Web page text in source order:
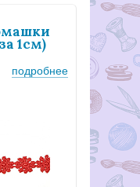
1см)
подробнее